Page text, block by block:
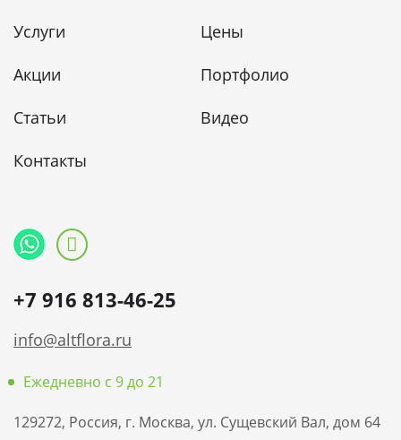
Услуги
Цены
Акции
Портфолио
Статьи
Видео
Контакты
+7 916 813-46-25
info@altflora.ru
Ежедневно с 9 до 21
129272, Россия, г. Москва, ул. Сущевский Вал, дом 64